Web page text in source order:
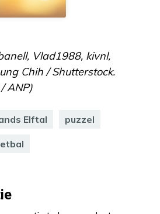
Vlad1988, kivnl,
Chih / Shutterstock.
ANP)
Elftal puzzel